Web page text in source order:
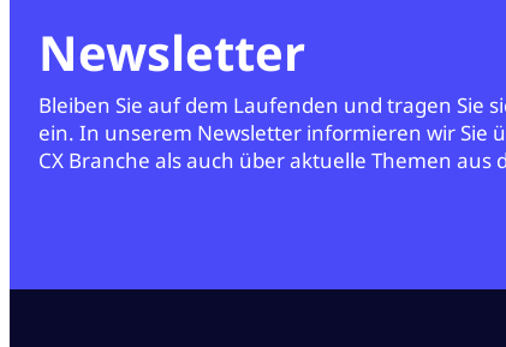
Newsletter
Bleiben Sie auf dem Laufenden und tragen Sie
ein. In unserem Newsletter informieren wir Sie
CX Branche als auch über aktuelle Themen aus